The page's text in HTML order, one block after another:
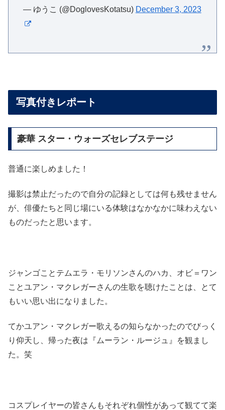
— ゆうこ (@DoglovesKotatsu) December 3, 2023
写真付きレポート
豪華 スター・ウォーズセレブステージ
普通に楽しめました！
撮影は禁止だったので自分の記録としては何も残せません
が、俳優たちと同じ場にいる体験はなかなかに味わえない
ものだったと思います。
ジャンゴことテムエラ・モリソンさんのハカ、オビ＝ワン
ことユアン・マクレガーさんの生歌を聴けたことは、とて
もいい思い出になりました。
てかユアン・マクレガー歌えるの知らなかったのでびっく
り仰天し、帰った夜は『ムーラン・ルージュ』を観まし
た。笑
コスプレイヤーの皆さんもそれぞれ個性があって観てて楽